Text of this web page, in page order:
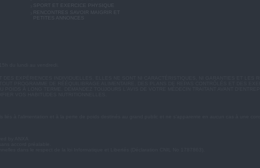
SPORT ET EXERCICE PHYSIQUE
RENCONTRES SAVOIR MAIGRIR ET
PETITES ANNONCES